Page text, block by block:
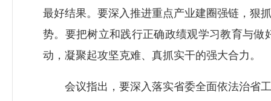
最好结果。要深入推进重点产业建圈强链，狠
势。要把树立和践行正确政绩观学习教育与
动，凝聚起攻坚克难、真抓实干的强大合力。
会议指出，要深入落实省委全面依法治省工